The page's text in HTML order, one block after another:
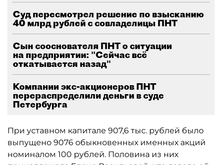
Суд пересмотрел решение по взысканию
40 млрд рублей с совладелицы ПНТ
Сын сооснователя ПНТ о ситуации
на предприятии: "Сейчас всё
откатывается назад"
Компании экс-акционеров ПНТ
перераспределили деньги в суде
Петербурга
При уставном капитале 907,6 тыс. рублей было
выпущено 9076 обыкновенных именных акций
номиналом 100 рублей. Половина из них